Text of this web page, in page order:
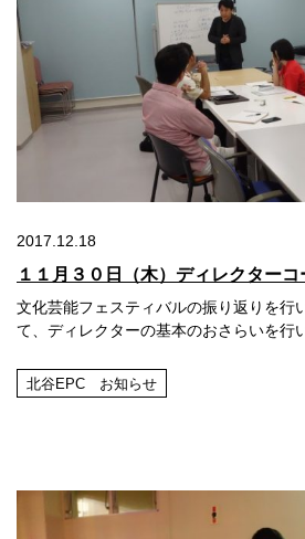
2017.12.18
１１月３０日（木）ディレクター
文化芸能フェスティバルの振り返りを行
て、ディレクターの基本のおさらいを行
北谷EPC お知らせ